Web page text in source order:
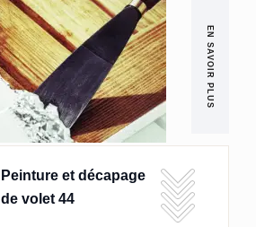
EN SAVOIR PLUS
Peinture et décapage
de volet 44